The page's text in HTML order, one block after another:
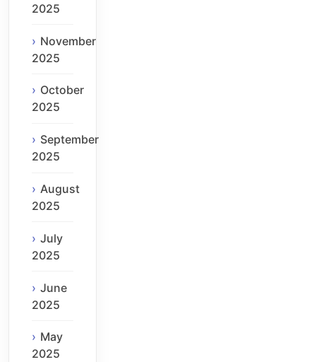
2025
November
2025
October
2025
September
2025
August
2025
July
2025
June
2025
May
2025